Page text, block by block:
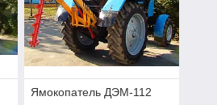
Ямокопатель ДЭМ-112